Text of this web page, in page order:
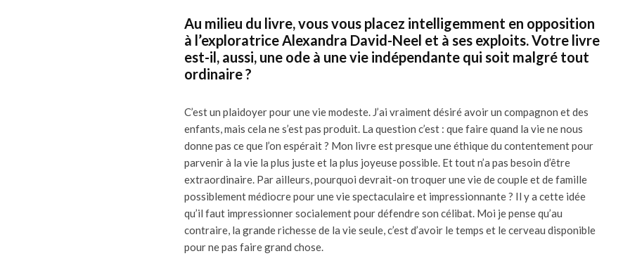
Au milieu du livre, vous vous placez intelligemment en opposition
à l’exploratrice Alexandra David-Neel et à ses exploits. Votre livre
est-il, aussi, une ode à une vie indépendante qui soit malgré tout
ordinaire ?
C’est un plaidoyer pour une vie modeste. J’ai vraiment désiré avoir un compagnon et des
enfants, mais cela ne s’est pas produit. La question c’est : que faire quand la vie ne nous
donne pas ce que l’on espérait ? Mon livre est presque une éthique du contentement pour
parvenir à la vie la plus juste et la plus joyeuse possible. Et tout n’a pas besoin d’être
extraordinaire. Par ailleurs, pourquoi devrait-on troquer une vie de couple et de famille
possiblement médiocre pour une vie spectaculaire et impressionnante ? Il y a cette idée
qu’il faut impressionner socialement pour défendre son célibat. Moi je pense qu’au
contraire, la grande richesse de la vie seule, c’est d’avoir le temps et le cerveau disponible
pour ne pas faire grand chose.